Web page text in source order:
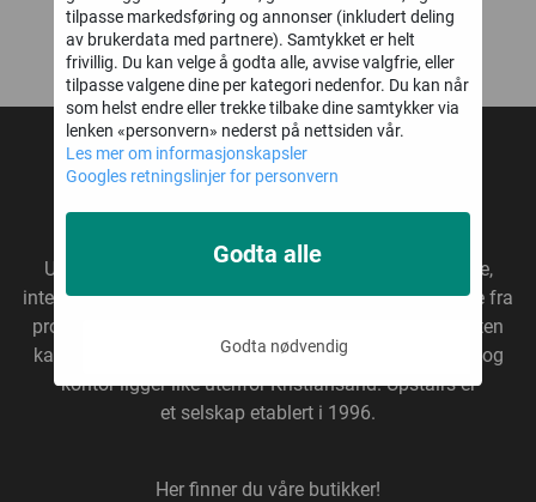
UPSTAIRS AS
* Fri frakt gjelder ikke overdimensjonerte varer
Upstairs
er en annerledes butikkjede som selger gave,
interiør, ting & tang. Vi importerer våre produkter direkte fra
produsenter, uten fordyrende mellomledd. På den måten
kan vi tilby gode varer til gode priser. Vårt hovedlager og
kontor ligger like utenfor Kristiansand. Upstairs er
et selskap etablert i 1996.
Her finner du våre butikker!
tilpasse markedsføring og annonser (inkludert deling
av brukerdata med partnere). Samtykket er helt
frivillig. Du kan velge å godta alle, avvise valgfrie, eller
tilpasse valgene dine per kategori nedenfor. Du kan når
som helst endre eller trekke tilbake dine samtykker via
lenken «personvern» nederst på nettsiden vår.
Les mer om informasjonskapsler
Googles retningslinjer for personvern
Godta nødvendig
Godta alle